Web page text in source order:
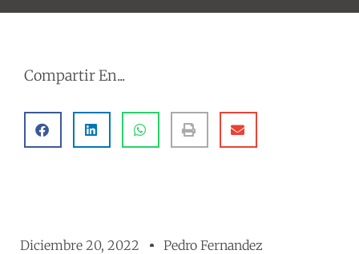
Compartir En...
Diciembre 20, 2022 Pedro Fernandez